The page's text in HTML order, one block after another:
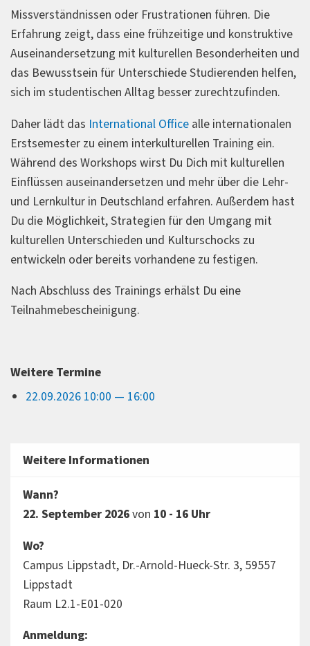
Missverständnissen oder Frustrationen führen. Die
Erfahrung zeigt, dass eine frühzeitige und konstruktive
Auseinandersetzung mit kulturellen Besonderheiten und
das Bewusstsein für Unterschiede Studierenden helfen,
sich im studentischen Alltag besser zurechtzufinden.
Daher lädt das International Office alle internationalen
Erstsemester zu einem interkulturellen Training ein.
Während des Workshops wirst Du Dich mit kulturellen
Einflüssen auseinandersetzen und mehr über die Lehr-
und Lernkultur in Deutschland erfahren. Außerdem hast
Du die Möglichkeit, Strategien für den Umgang mit
kulturellen Unterschieden und Kulturschocks zu
entwickeln oder bereits vorhandene zu festigen.
Nach Abschluss des Trainings erhälst Du eine
Teilnahmebescheinigung.
Weitere Termine
22.09.2026 10:00 — 16:00
Weitere Informationen
Wann?
22. September 2026von 10 - 16 Uhr
Wo?
Campus Lippstadt, Dr.-Arnold-Hueck-Str. 3, 59557
Lippstadt
Raum L2.1-E01-020
Anmeldung: